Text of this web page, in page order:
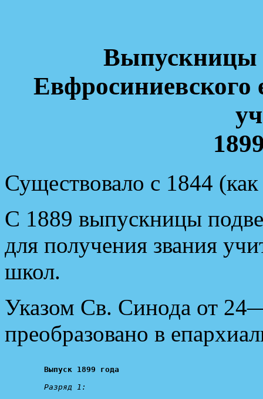
Выпускницы
Евфросиниевского
Существовало с 1844 (как
С 1889 выпускницы
для получения звания
школ.
Указом Св. Синода от
преобразовано в
Выпуск 1899 года
Разряд 1: